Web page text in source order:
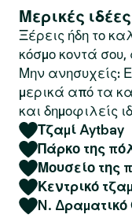
Μερικές
Ξέρεις ήδη το
κόσμο κοντά
Μην ανησυχείς:
μερικά από τα
και δημοφιλείς
Τζαμί Aytbay
Πάρκο της
Μουσείο της
Κεντρικό
N.